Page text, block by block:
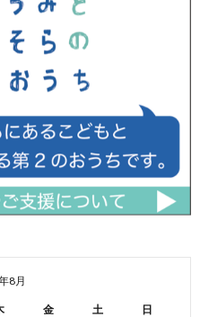
8月
金 土 日